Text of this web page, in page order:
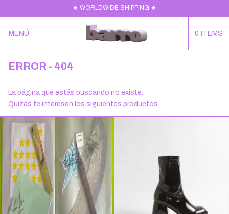
★ WORLDWIDE SHIPPING ★
MENÚ 0 ITEMS
ERROR - 404
La página que estás buscando no existe.
Quizás te interesen los siguientes productos.